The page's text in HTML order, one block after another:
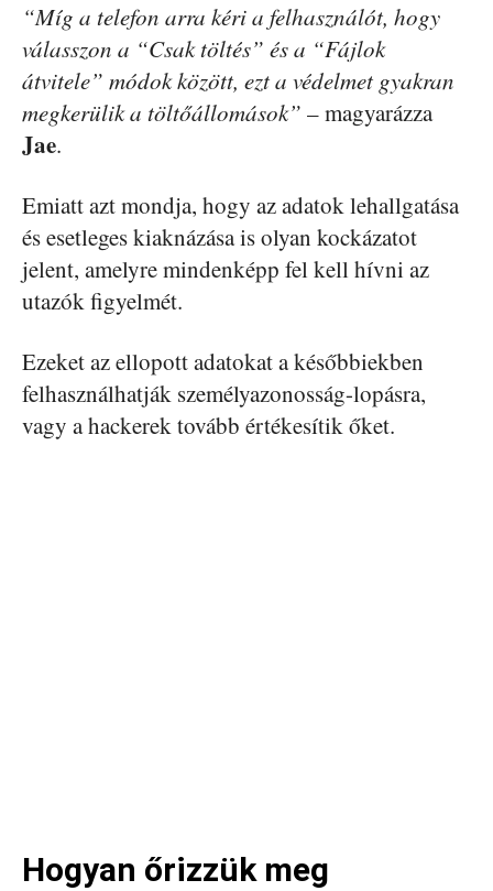
“Míg a telefon arra kéri a felhasználót, hogy
válasszon a “Csak töltés” és a “Fájlok
átvitele” módok között, ezt a védelmet gyakran
megkerülik a töltőállomások” – magyarázza
Jae.
Emiatt azt mondja, hogy az adatok lehallgatása
és esetleges kiaknázása is olyan kockázatot
jelent, amelyre mindenképp fel kell hívni az
utazók figyelmét.
Ezeket az ellopott adatokat a későbbiekben
felhasználhatják személyazonosság-lopásra,
vagy a hackerek tovább értékesítik őket.
Hogyan őrizzük meg